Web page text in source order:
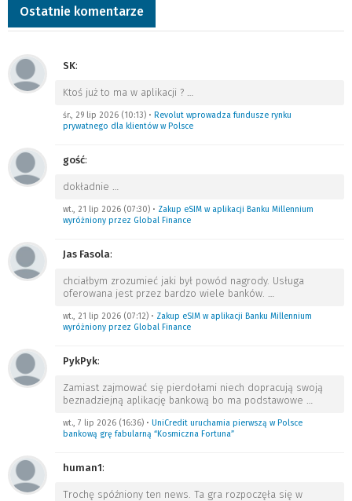
Ostatnie komentarze
SK:
Ktoś już to ma w aplikacji ? …
śr., 29 lip 2026 (10:13) • Revolut wprowadza fundusze rynku
prywatnego dla klientów w Polsce
gość:
dokładnie …
wt., 21 lip 2026 (07:30) • Zakup eSIM w aplikacji Banku Millennium
wyróżniony przez Global Finance
Jas Fasola:
chciałbym zrozumieć jaki był powód nagrody. Usługa
oferowana jest przez bardzo wiele banków. …
wt., 21 lip 2026 (07:12) • Zakup eSIM w aplikacji Banku Millennium
wyróżniony przez Global Finance
PykPyk:
Zamiast zajmować się pierdołami niech dopracują swoją
beznadziejną aplikację bankową bo ma podstawowe …
wt., 7 lip 2026 (16:36) • UniCredit uruchamia pierwszą w Polsce
bankową grę fabularną “Kosmiczna Fortuna”
human1:
Trochę spóźniony ten news. Ta gra rozpoczęła się w